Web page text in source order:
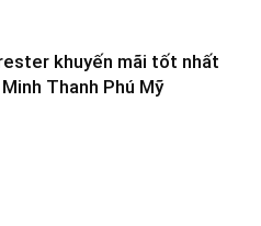
khuyến mãi tốt nhất
Thanh Phú Mỹ